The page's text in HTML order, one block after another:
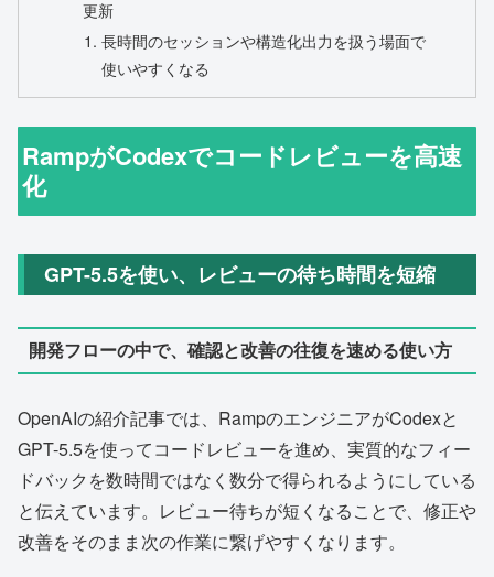
更新
長時間のセッションや構造化出力を扱う場面で
使いやすくなる
RampがCodexでコードレビューを高速
化
GPT-5.5を使い、レビューの待ち時間を短縮
開発フローの中で、確認と改善の往復を速める使い方
OpenAIの紹介記事では、RampのエンジニアがCodexと
GPT-5.5を使ってコードレビューを進め、実質的なフィー
ドバックを数時間ではなく数分で得られるようにしている
と伝えています。レビュー待ちが短くなることで、修正や
改善をそのまま次の作業に繋げやすくなります。